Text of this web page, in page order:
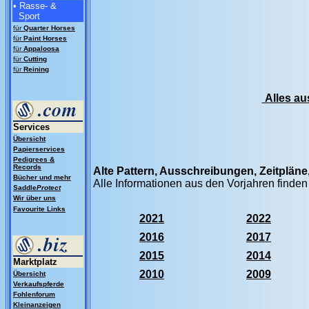
• Rasse- &
Sport
fürQuarter Horses
fürPaint Horses
fürAppaloosa
fürCutting
fürReining
Services
Übersicht
Papierservices
Pedigrees &
Records
Bücher und mehr
SaddleProtect
Wir über uns
Favourite Links
Marktplatz
Übersicht
Verkaufspferde
Fohlenforum
Kleinanzeigen
Alles
Alte Pattern, Ausschreibungen,
Alle Informationen aus den Vorjahren
2021
2022
2016
2017
2015
2014
2010
2009